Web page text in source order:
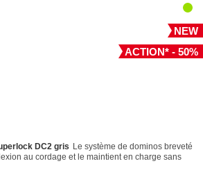
NEW
ACTION* - 50%
DC2 gris Le système de dominos breveté
au cordage et le maintient en charge sans
le levier…